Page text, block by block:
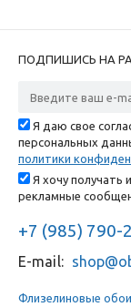
ПОДПИШИСЬ НА
Я даю свое
персональных
политики
Я хочу получать
рекламные
+7 (985) 790-
E-mail:
Флизелиновые обои